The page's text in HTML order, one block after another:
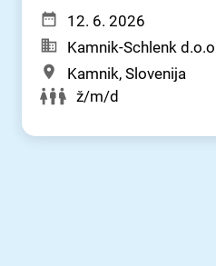
12. 6. 2026
Kamnik-Schlenk
Kamnik, Slovenija
ž/m/d